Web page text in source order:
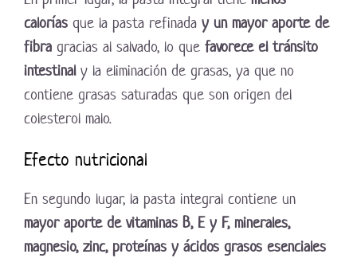
calorías que la pasta refinada y un mayor aporte de
fibra gracias al salvado, lo que favorece el tránsito
intestinaly la eliminación de grasas, ya que no
contiene grasas saturadas que son origen del
colesterol malo.
Efecto nutricional
En segundo lugar, la pasta integral contiene un
mayor aporte de vitaminas B, E y F, minerales,
magnesio, zinc, proteínas y ácidos grasos esenciales